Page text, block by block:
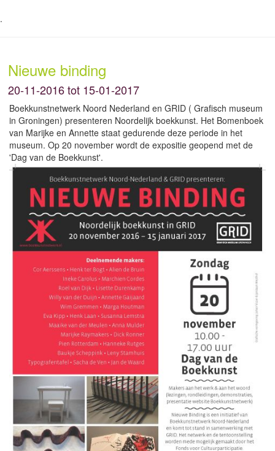
.
Nieuwe binding
20-11-2016 tot 15-01-2017
Boekkunstnetwerk Noord Nederland en GRID ( Grafisch museum
in Groningen) presenteren Noordelijk boekkunst. Het Bomenboek
van Marijke en Annette staat gedurende deze periode in het
museum. Op 20 november wordt de expositie geopend met de
'Dag van de Boekkunst'.